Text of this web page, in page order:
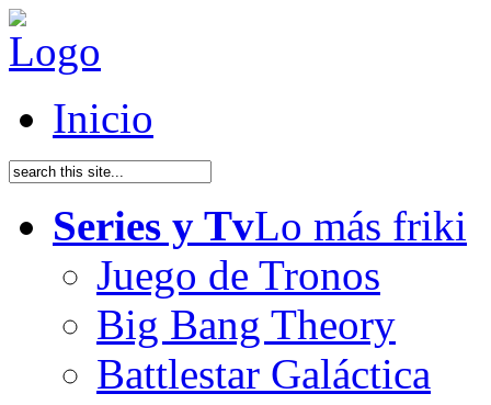
Inicio
Series y TvLo más friki
Juego de Tronos
Big Bang Theory
Battlestar Galáctica